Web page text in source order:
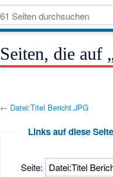
Seiten, die auf
← Datei:Titel Bericht.JPG
Links auf diese Seite
Seite: